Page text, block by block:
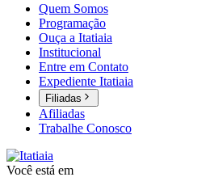
Quem Somos
Programação
Ouça a Itatiaia
Institucional
Entre em Contato
Expediente Itatiaia
Filiadas
Afiliadas
Trabalhe Conosco
Você está em